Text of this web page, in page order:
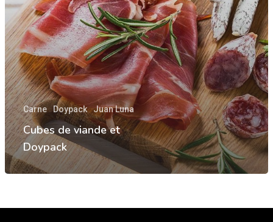
Carne Doypack Juan Luna
Cubes de viande et
Doypack